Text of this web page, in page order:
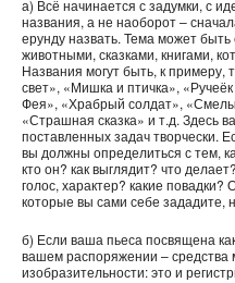
а) Всё начинается с задумки, с
названия, а не наоборот –
ерунду назвать. Тема может
животными, сказками, книгами,
Названия могут быть, к
свет», «Мишка и птичка»,
Фея», «Храбрый солдат»,
«Страшная сказка» и т.д. Здесь
поставленных задач творчески.
вы должны определиться с тем,
кто он? как выглядит? что
голос, характер? какие
которые вы сами себе зададите,
б) Если ваша пьеса посвящена
вашем распоряжении – средства
изобразительности: это и